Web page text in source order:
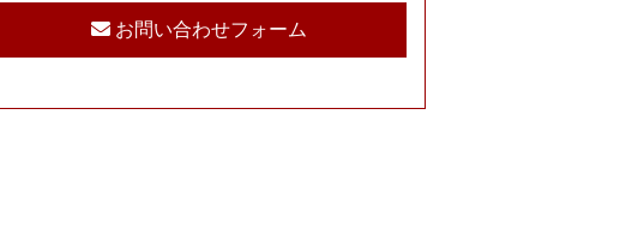
お問い合わせフォーム